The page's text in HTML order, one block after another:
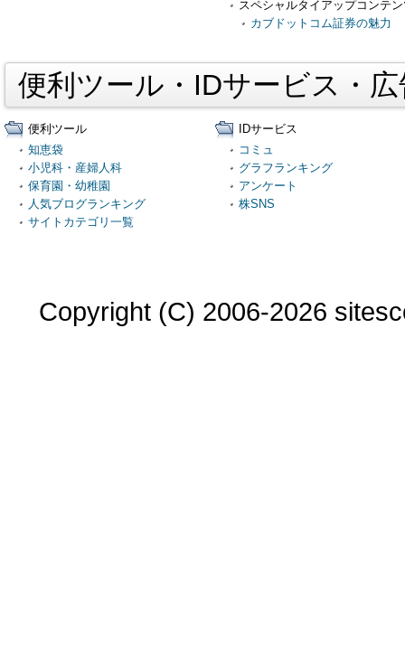
スペシャルタイアップコンテ
カブドットコム証券の魅力
便利ツール・IDサービス・
便利ツール
知恵袋
小児科・産婦人科
保育園・幼稚園
人気ブログランキング
サイトカテゴリ一覧
IDサービス
コミュ
グラフランキング
アンケート
株SNS
Copyright (C) 2006-2026